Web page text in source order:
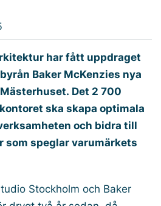
har fått uppdraget
Baker McKenzies nya
Det 2 700
ska skapa optimala
och bidra till
som speglar varumärkets
Stockholm och Baker